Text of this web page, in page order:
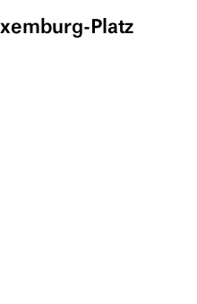
Platz